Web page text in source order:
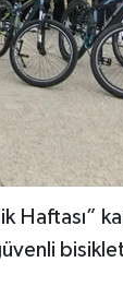
Haftası”